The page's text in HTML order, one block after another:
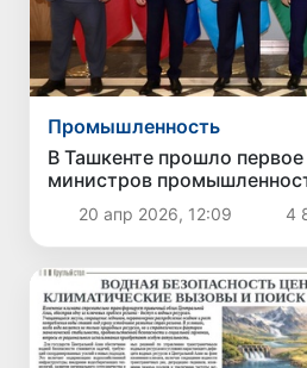
Промышленность
В Ташкенте прошло первое
министров
Центральной Азии и
20 апр 2026, 12:09 4